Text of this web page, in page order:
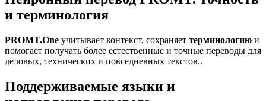
и терминология
PROMT.One учитывает контекст, сохраняет терминологию и
помогает получать более естественные и точные переводы для
деловых, технических и повседневных текстов..
Поддерживаемые языки и